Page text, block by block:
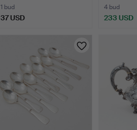
1 bud
37 USD
4 bud
233 USD